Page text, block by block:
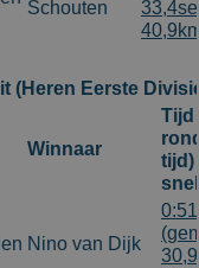
Schouten
(Heren Eerste
Winnaar
Tijd
Nino van Dijk